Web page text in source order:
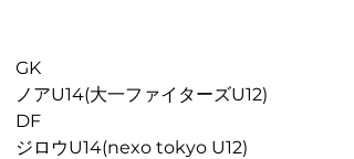
GK
ノアU14(大一ファイターズU12)
DF
ジロウU14(nexo tokyo U12)